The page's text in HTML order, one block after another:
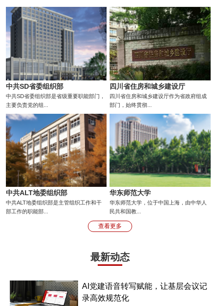
中共SD省委组织部
中共SD省委组织部是省级重要职能部门，
主要负责党的组...
四川省住房和城乡建设厅
四川省住房和城乡建设厅作为省政府组成
部门，始终贯彻...
中共ALT地委组织部
中共ALT地委组织部是主管组织工作和干
部工作的职能部...
华东师范大学
华东师范大学，位于中国上海，由中华人
民共和国教...
查看更多
最新动态
AI党建语音转写赋能，让基层会议记
录高效规范化